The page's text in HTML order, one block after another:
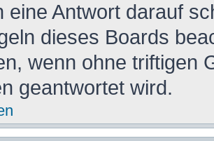
eine Antwort darauf
dieses Boards
wenn ohne triftigen
geantwortet wird.